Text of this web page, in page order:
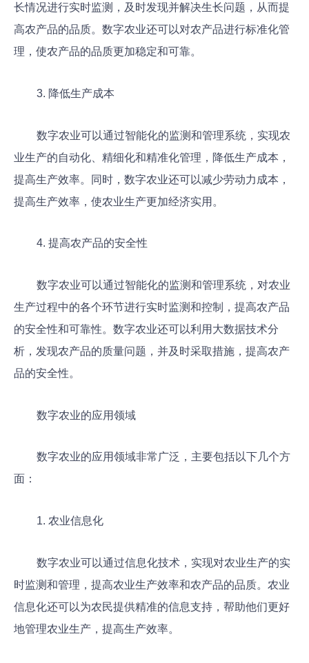
长情况进行实时监测，及时发现并解决生长问题，从而提
高农产品的品质。数字农业还可以对农产品进行标准化管
理，使农产品的品质更加稳定和可靠。
3. 降低生产成本
数字农业可以通过智能化的监测和管理系统，实现农
业生产的自动化、精细化和精准化管理，降低生产成本，
提高生产效率。同时，数字农业还可以减少劳动力成本，
提高生产效率，使农业生产更加经济实用。
4. 提高农产品的安全性
数字农业可以通过智能化的监测和管理系统，对农业
生产过程中的各个环节进行实时监测和控制，提高农产品
的安全性和可靠性。数字农业还可以利用大数据技术分
析，发现农产品的质量问题，并及时采取措施，提高农产
品的安全性。
数字农业的应用领域
数字农业的应用领域非常广泛，主要包括以下几个方
面：
1. 农业信息化
数字农业可以通过信息化技术，实现对农业生产的实
时监测和管理，提高农业生产效率和农产品的品质。农业
信息化还可以为农民提供精准的信息支持，帮助他们更好
地管理农业生产，提高生产效率。